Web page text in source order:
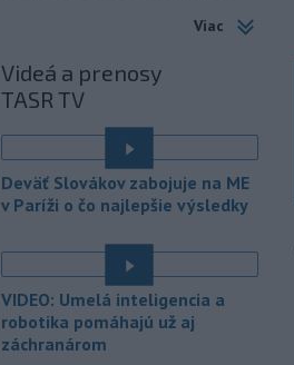
približne 100 ľudí, oznámil vo štvrtok
tamojší starosta Juan Jesús Vivas v
Európskom parlamente.
15:25 - Meteorológovia zo
hydrometeorologického ústavu
(SHMÚ) vo štvrtok opäť zaznamenali
nový absolútny rekord teploty
vzduchu. V Dolných Plachtinciach v
okrese Veľký Krtíš dosiahla teplota
popoludní 42 stupňov Celzia.
13:41 - Podpredsedníčka
vykonávajúca funkciu predsedu
maďarskéhoNárodného
Viac
Videá a prenosy
TASR TV
Deväť Slovákov zabojuje na ME
v Paríži o čo najlepšie výsledky
VIDEO: Umelá inteligencia a
robotika pomáhajú už aj
záchranárom